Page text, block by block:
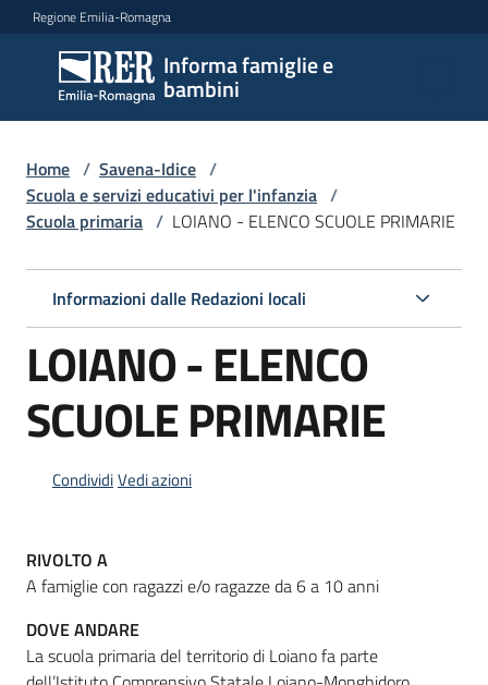
Vai al contenuto
Vai alla navigazione
Vai al footer
Regione Emilia-Romagna
Informa famiglie e
bambini
Informa
famiglie
e
bambini
Centri
per
famiglie
Informazioni
locali
Home / Savena-Idice /
Scuola e servizi educativi per l'infanzia /
Scuola primaria / LOIANO - ELENCO SCUOLE PRIMARIE
Informazioni dalle Redazioni locali
LOIANO - ELENCO
SCUOLE PRIMARIE
CondividiVedi azioni
RIVOLTO A
A famiglie con ragazzi e/o ragazze da 6 a 10 anni
DOVE ANDARE
La scuola primaria del territorio di Loiano fa parte